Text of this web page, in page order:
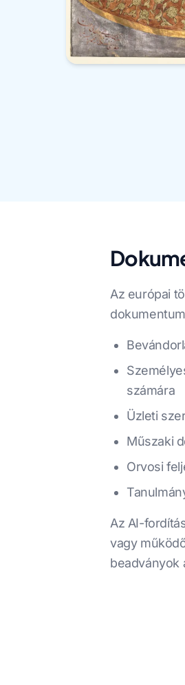
Az európai
számára
Üzleti
Műszaki
Orvosi
Az AI-
vagy
beadványok